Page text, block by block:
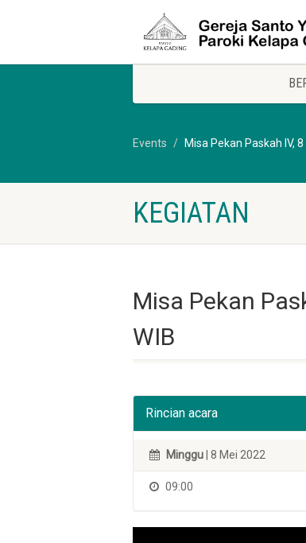
Events Misa Pekan Paskah IV,
KEGIATAN
Misa Pekan
WIB
Rincian acara
Minggu | 8 Mei 2022
09:00